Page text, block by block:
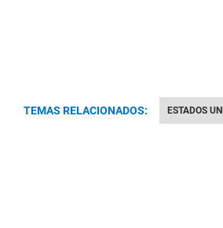
TEMAS RELACIONADOS: ESTADOS